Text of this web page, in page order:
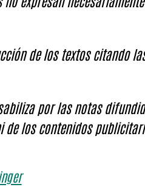
de los textos citando
por las notas
de los contenidos